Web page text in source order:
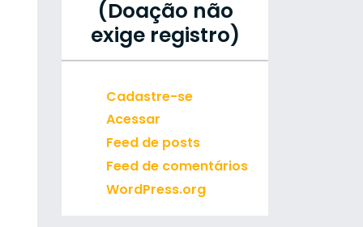
(Doação não
exige registro)
Cadastre-se
Acessar
Feed de posts
Feed de comentários
WordPress.org